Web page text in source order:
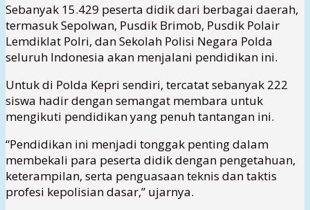
Sebanyak 15.429 peserta didik dari berbagai daerah,
termasuk Sepolwan, Pusdik Brimob, Pusdik Polair
Lemdiklat Polri, dan Sekolah Polisi Negara Polda
seluruh Indonesia akan menjalani pendidikan ini.
Untuk di Polda Kepri sendiri, tercatat sebanyak 222
siswa hadir dengan semangat membara untuk
mengikuti pendidikan yang penuh tantangan ini.
“Pendidikan ini menjadi tonggak penting dalam
membekali para peserta didik dengan pengetahuan,
keterampilan, serta penguasaan teknis dan taktis
profesi kepolisian dasar,” ujarnya.